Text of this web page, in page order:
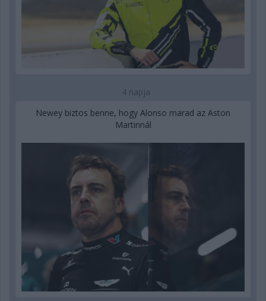
4 napja
Newey biztos benne, hogy Alonso marad az Aston
Martinnál